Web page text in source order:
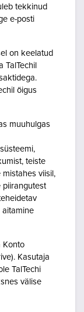
tekkinud
e-posti
on keelatud
TalTechil
õigus
muuhulgas
teiste
viisil,
piirangutest
aitamine
Konto
Kasutaja
TalTechi
välise